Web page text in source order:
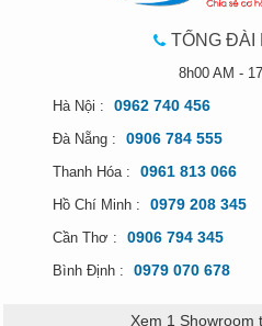
TỔNG ĐÀI
8h00 AM -
Hà Nội :
0962 740 456
Đà Nẵng : 0906 784 555
Thanh Hóa : 0961 813 066
Hồ Chí Minh : 0979 208 345
Cần Thơ : 0906 794 345
Bình Định : 0979 070 678
Xem 1 Showroom